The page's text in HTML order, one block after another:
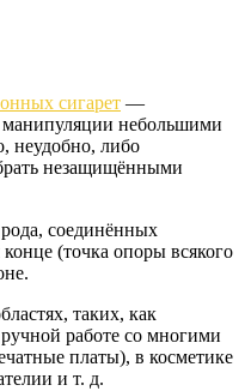
сигарет —
манипуляции небольшими
неудобно, либо
незащищёнными
соединённых
(точка опоры всякого
таких, как
работе со многими
платы), в косметике
и т. д.